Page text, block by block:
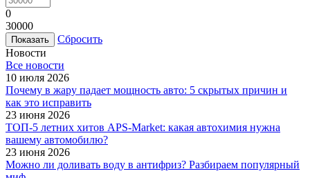
0
30000
Сбросить
Новости
Все новости
10 июля 2026
Почему в жару падает мощность авто: 5 скрытых причин и
как это исправить
23 июня 2026
ТОП-5 летних хитов APS-Market: какая автохимия нужна
вашему автомобилю?
23 июня 2026
Можно ли доливать воду в антифриз? Разбираем популярный